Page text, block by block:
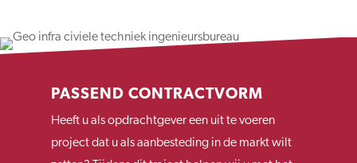
PASSEND CONTRACTVORM
Heeft u als opdrachtgever een uit te voeren
project dat u als aanbesteding in de markt wilt